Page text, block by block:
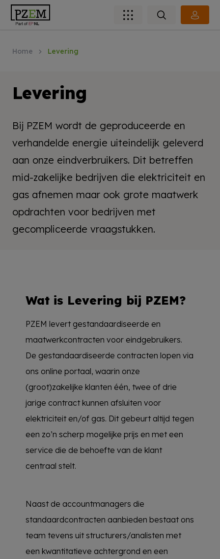
Home Levering
Levering
Bij PZEM wordt de geproduceerde en
verhandelde energie uiteindelijk geleverd
aan onze eindverbruikers. Dit betreffen
mid-zakelijke bedrijven die elektriciteit en
gas afnemen maar ook grote maatwerk
opdrachten voor bedrijven met
gecompliceerde vraagstukken.
Wat is Levering bij PZEM?
PZEM levert gestandaardiseerde en
maatwerkcontracten voor eindgebruikers.
De gestandaardiseerde contracten lopen via
ons online portaal, waarin onze
(groot)zakelijke klanten één, twee of drie
jarige contract kunnen afsluiten voor
elektriciteit en/of gas. Dit gebeurt altijd tegen
een zo’n scherp mogelijke prijs en met een
service die de behoefte van de klant
centraal stelt.
Naast de accountmanagers die
standaardcontracten aanbieden bestaat ons
team tevens uit structurers/analisten met
een kwantitatieve achtergrond en een